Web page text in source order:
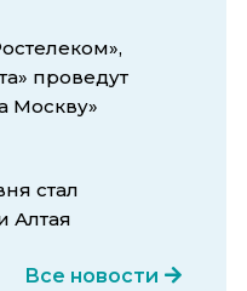
проведут
Москву»
стал
Алтая
Все новости